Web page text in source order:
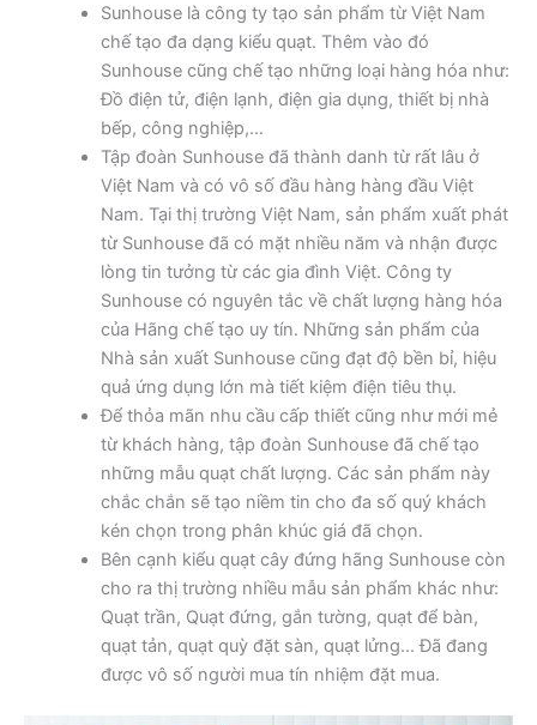
Sunhouse là công ty tạo sản phẩm từ Việt Nam
chế tạo đa dạng kiểu quạt. Thêm vào đó
Sunhouse cũng chế tạo những loại hàng hóa như:
Đồ điện tử, điện lạnh, điện gia dụng, thiết bị nhà
bếp, công nghiệp,…
Tập đoàn Sunhouse đã thành danh từ rất lâu ở
Việt Nam và có vô số đầu hàng hàng đầu Việt
Nam. Tại thị trường Việt Nam, sản phẩm xuất phát
từ Sunhouse đã có mặt nhiều năm và nhận được
lòng tin tưởng từ các gia đình Việt. Công ty
Sunhouse có nguyên tắc về chất lượng hàng hóa
của Hãng chế tạo uy tín. Những sản phẩm của
Nhà sản xuất Sunhouse cũng đạt độ bền bỉ, hiệu
quả ứng dụng lớn mà tiết kiệm điện tiêu thụ.
Để thỏa mãn nhu cầu cấp thiết cũng như mới mẻ
từ khách hàng, tập đoàn Sunhouse đã chế tạo
những mẫu quạt chất lượng. Các sản phẩm này
chắc chắn sẽ tạo niềm tin cho đa số quý khách
kén chọn trong phân khúc giá đã chọn.
Bên cạnh kiểu quạt cây đứng hãng Sunhouse còn
cho ra thị trường nhiều mẫu sản phẩm khác như:
Quạt trần, Quạt đứng, gắn tường, quạt để bàn,
quạt tản, quạt quỳ đặt sàn, quạt lửng… Đã đang
được vô số người mua tín nhiệm đặt mua.